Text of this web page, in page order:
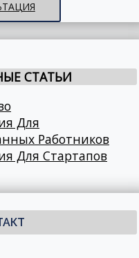
СТАТЬИ
Для
Работников
Для Стартапов